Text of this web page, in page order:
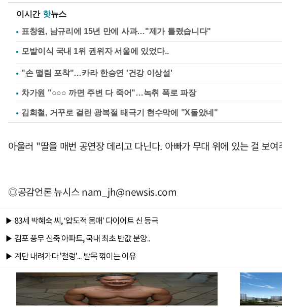
이시간 핫뉴스
표창원, 남규리에 15년 만에 사과…"제가 틀렸습니다"
"손 떨림 포착"…카라 한승연 '건강 이상설'
차가원 "○○○ 까면 주변 다 죽어"…녹취 폭로 파장
김희철, 거꾸로 걸린 광복절 태극기 현수막에 "X돌았네"
아울러 "딸을 매번 공연장 데리고 다닌다. 아빠가 무대 위에 있는 걸 보
◎공감언론 뉴시스nam_jh@newsis.com